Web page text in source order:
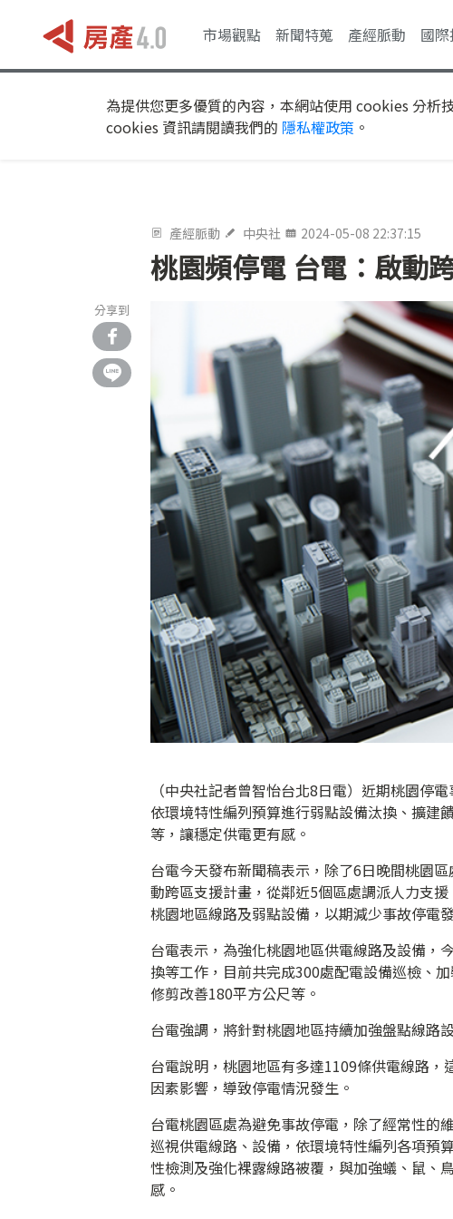
市場觀點 新聞特蒐 產經脈動 國
為提供您更多優質的內容，本網站使用 cookies 分析
cookies 資訊請閱讀我們的 隱私權政策 。
產經脈動 中央社 2024-05-08 22:37:15
桃園頻停電 台電：啟動
分享到
（中央社記者曾智怡台北8日電）近期桃園停
依環境特性編列預算進行弱點設備汰換、擴建
等，讓穩定供電更有感。
台電今天發布新聞稿表示，除了6日晚間桃園
動跨區支援計畫，從鄰近5個區處調派人力支
桃園地區線路及弱點設備，以期減少事故停電
台電表示，為強化桃園地區供電線路及設備，
換等工作，目前共完成300處配電設備巡檢、
修剪改善180平方公尺等。
台電強調，將針對桃園地區持續加強盤點線路
台電說明，桃園地區有多達1109條供電線路
因素影響，導致停電情況發生。
台電桃園區處為避免事故停電，除了經常性的
巡視供電線路、設備，依環境特性編列各項預
性檢測及強化裸露線路被覆，與加強蟻、鼠、
感。